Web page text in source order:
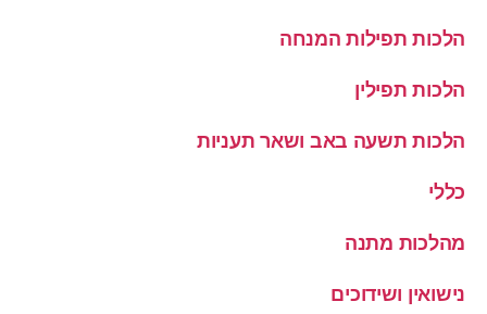
הלכות תפילות המנחה
הלכות תפילין
הלכות תשעה באב ושאר תעניות
כללי
מהלכות מתנה
נישואין ושידוכים